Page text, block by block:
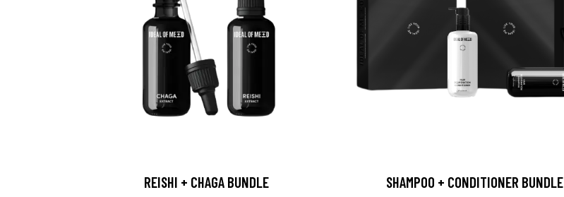
REISHI + CHAGA BUNDLE SHAMPOO + CONDITIONER BUNDLE